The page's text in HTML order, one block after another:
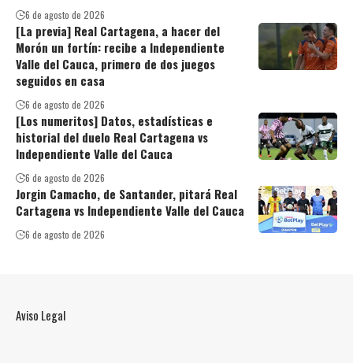
6 de agosto de 2026
[La previa] Real Cartagena, a hacer del
Morón un fortín: recibe a Independiente
Valle del Cauca, primero de dos juegos
seguidos en casa
6 de agosto de 2026
[Los numeritos] Datos, estadísticas e
historial del duelo Real Cartagena vs
Independiente Valle del Cauca
6 de agosto de 2026
Jorgin Camacho, de Santander, pitará Real
Cartagena vs Independiente Valle del Cauca
6 de agosto de 2026
Aviso Legal